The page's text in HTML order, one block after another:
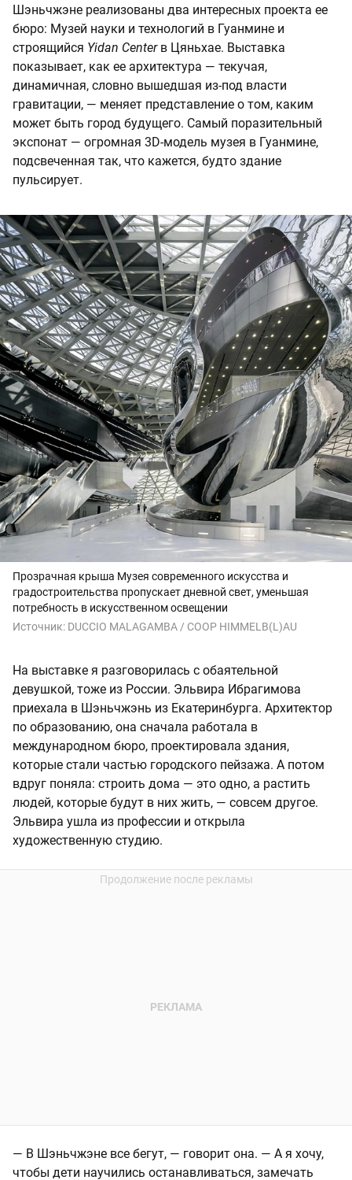
Шэньчжэне реализованы два интересных проекта ее
бюро: Музей науки и технологий в Гуанмине и
строящийся Yidan Centerв Цяньхае. Выставка
показывает, как ее архитектура — текучая,
динамичная, словно вышедшая из-под власти
гравитации, — меняет представление о том, каким
может быть город будущего. Самый поразительный
экспонат — огромная 3D-модель музея в Гуанмине,
подсвеченная так, что кажется, будто здание
пульсирует.
Прозрачная крыша Музея современного искусства и
градостроительства пропускает дневной свет, уменьшая
потребность в искусственном освещении
Источник: DUCCIO MALAGAMBA / COOP HIMMELB(L)AU
На выставке я разговорилась с обаятельной
девушкой, тоже из России. Эльвира Ибрагимова
приехала в Шэньчжэнь из Екатеринбурга. Архитектор
по образованию, она сначала работала в
международном бюро, проектировала здания,
которые стали частью городского пейзажа. А потом
вдруг поняла: строить дома — это одно, а растить
людей, которые будут в них жить, — совсем другое.
Эльвира ушла из профессии и открыла
художественную студию.
— В Шэньчжэне все бегут, — говорит она. — А я хочу,
чтобы дети научились останавливаться, замечать